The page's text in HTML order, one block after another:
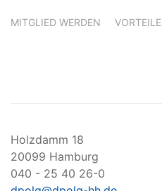
MITGLIED WERDEN VORTEILE
Holzdamm 18
20099 Hamburg
040 - 25 40 26-0